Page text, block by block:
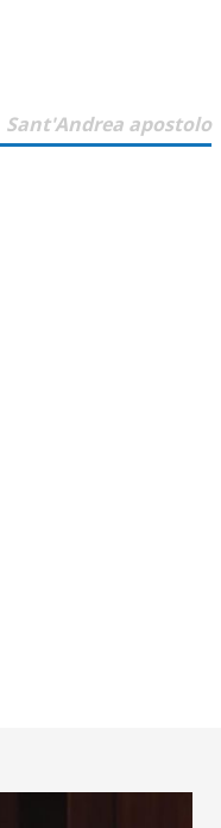
Sant'Andrea apostolo